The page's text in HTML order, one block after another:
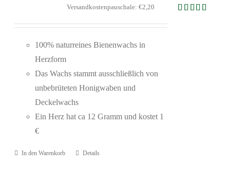
Versandkostenpauschale: €2,20
100% naturreines Bienenwachs in
Herzform
Das Wachs stammt ausschließlich von
unbebrüteten Honigwaben und
Deckelwachs
Ein Herz hat ca 12 Gramm und kostet 1
€
In den Warenkorb Details